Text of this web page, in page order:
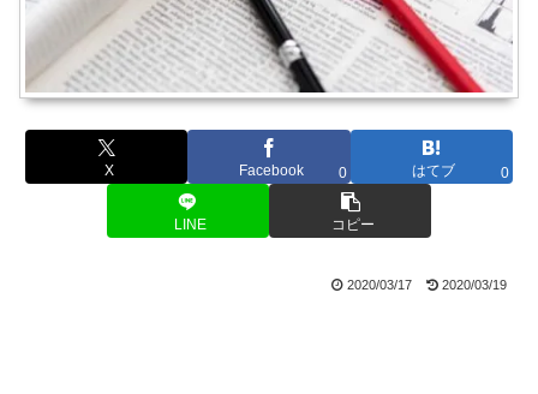
X Facebook 0 はてブ 0
LINE コピー
2020/03/17 2020/03/19